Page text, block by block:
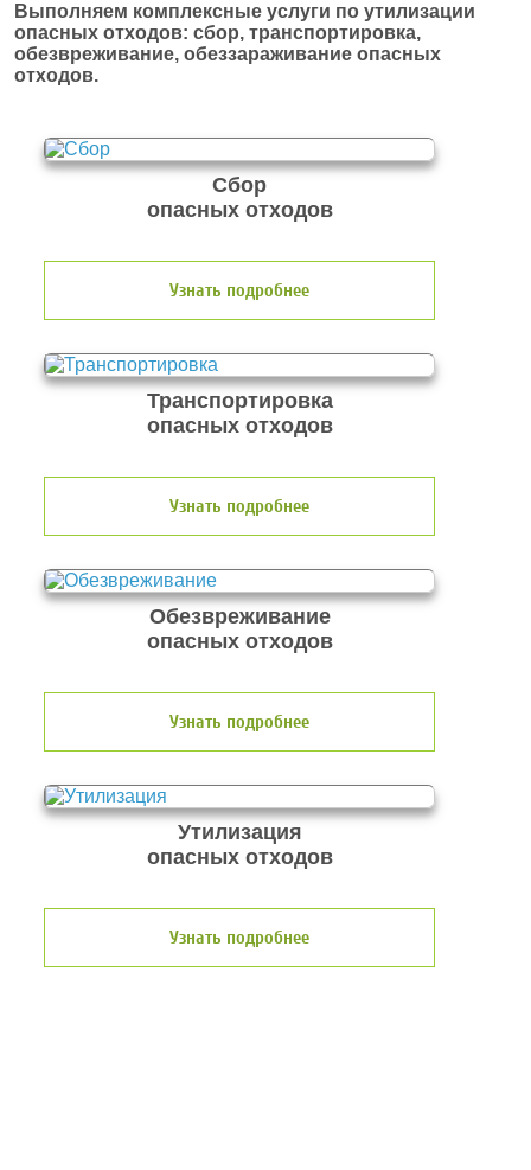
Выполняем комплексные услуги по утилизации
опасных отходов: сбор, транспортировка,
обезвреживание, обеззараживание опасных
отходов.
Сбор
опасных отходов
Узнать подробнее
Транспортировка
опасных отходов
Узнать подробнее
Обезвреживание
опасных отходов
Узнать подробнее
Утилизация
опасных отходов
Узнать подробнее